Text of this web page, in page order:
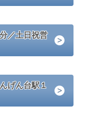
／土日祝営
げん台駅１